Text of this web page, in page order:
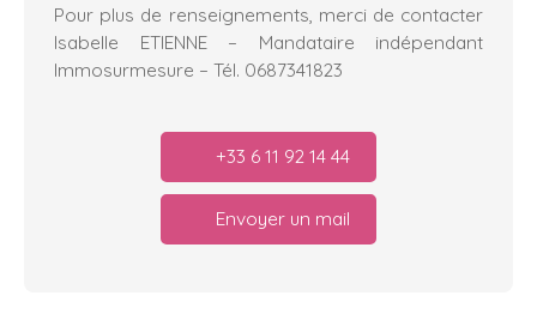
Pour plus de renseignements, merci de contacter
Isabelle ETIENNE – Mandataire indépendant
Immosurmesure – Tél. 0687341823
+33 6 11 92 14 44
Envoyer un mail